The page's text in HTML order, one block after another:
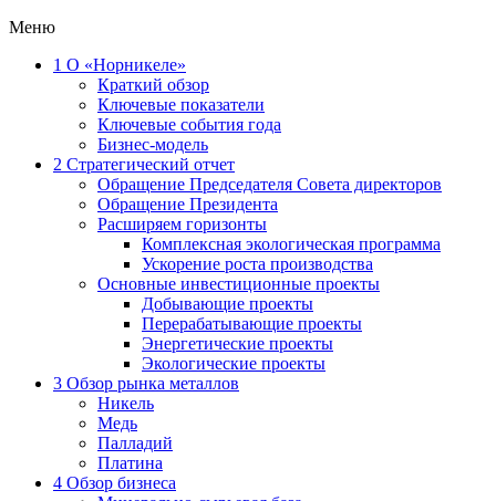
Меню
1 О «Норникеле»
Краткий обзор
Ключевые показатели
Ключевые события года
Бизнес-модель
2 Стратегический отчет
Обращение Председателя Совета директоров
Обращение Президента
Расширяем горизонты
Комплексная экологическая программа
Ускорение роста производства
Основные инвестиционные проекты
Добывающие проекты
Перерабатывающие проекты
Энергетические проекты
Экологические проекты
3 Обзор рынка металлов
Никель
Медь
Палладий
Платина
4 Обзор бизнеса